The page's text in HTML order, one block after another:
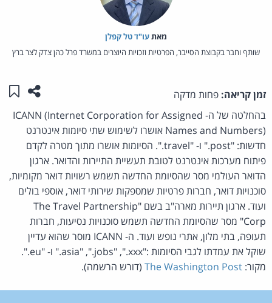
מאת‏עו"ד טל קפלן
שותף וחבר בקבוצת הסייבר, הפרטיות וזכויות היוצרים במשרד פרל כהן צדק לצר ברץ
זמן קריאה: פחות מדקה שתפו
בהחלטה של ה- ICANN (Internet Corporation for Assigned
Names and Numbers) אושרו לשימוש שתי סיומות אינטרנט
חדשות: "post." ו- "travel.". הסיומות אושרו מתוך מטרה לקדם
פיתוח מערכות אינטרנט לטובת תעשיית התיירות והדואר. ארגון
הדואר העולמי מסר שהסיומת החדשה תשמש רשויות דואר מקומיות,
סוכנויות דואר, חברות פרטיות שמספקות שירותי דואר, אוספי בולים
ועוד. ארגון תיירות מארה"ב בשם "The Travel Partnership
Corp" מסר שהסיומת החדשה תשמש סוכנויות נסיעות, חברות
תעופה, בתי מלון, אתרי נופש ועוד. ה- ICANN מוסר שהוא עדיין
שוקל את עמדתו לגבי הסיומות :"asia" ,".jobs" ,".xxx." ו- "eu.".
מקור: The Washington Post (דורש הרשמה).